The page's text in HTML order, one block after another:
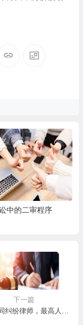
中的二审程序
下一篇
广州合同纠纷律师，最高人民法院关于管辖问题的批复